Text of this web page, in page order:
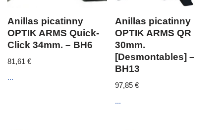
Anillas picatinny
OPTIK ARMS Quick-
Click 34mm. – BH6
81,61 €
...
Anillas picatinny
OPTIK ARMS QR
30mm.
[Desmontables] –
BH13
97,85€
...